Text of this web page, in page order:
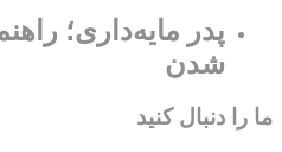
پدر مایه‌داری؛
شدن
ما را دنبال کنید